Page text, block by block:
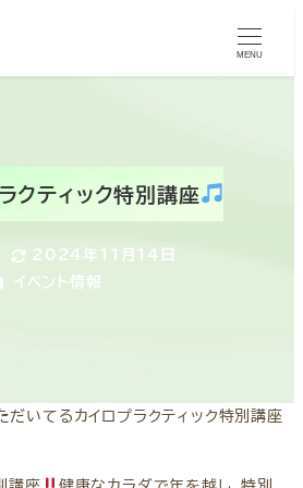
MENU
クティック特別講座
更新日
2024年11月14日
テゴリー
イベント情報
いてるカイロプラクティック特別講座